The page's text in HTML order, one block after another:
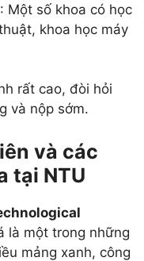
: Một số khoa có học
khoa học máy
rất cao, đòi hỏi
và nộp sớm.
và các
tại NTU
là một trong những
mảng xanh, công